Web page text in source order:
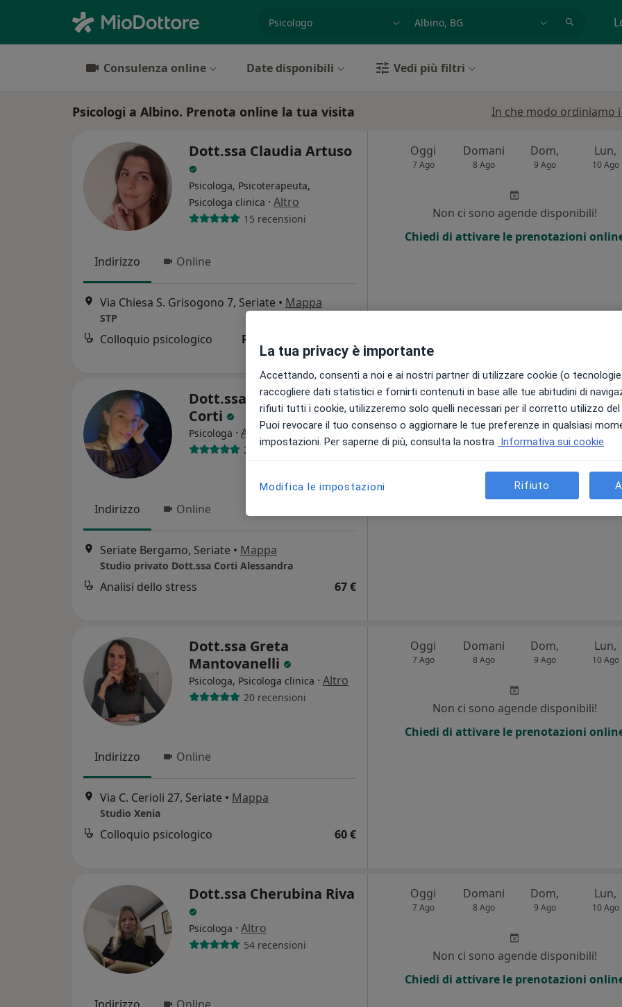
Consulenza online Date disponibili Vedi più filtri
Psicologi a Albino. Prenota online la tua visita In che modo ordiniamo
Dott.ssa Claudia Artuso
Psicologa, Psicoterapeuta,
Psicologa clinica · Altro
15 recensioni
Indirizzo Online
Via Chiesa S. Grisogono 7, Seriate • Mappa
STP
Colloquio psicologico Prestazione gratuita
Oggi
7 Ago
Domani
8 Ago
Dom,
9 Ago
Lun,
10 Ago
Non ci sono agende disponibili!
Chiedi di attivare le prenotazioni
Dott.ssa Alessandra
Corti
Psicologa · Altro
23 recensioni
Indirizzo Online
Seriate Bergamo, Seriate • Mappa
Studio privato Dott.ssa Corti Alessandra
Analisi dello stress 67 €
Oggi
7 Ago
Domani
8 Ago
Dom,
9 Ago
Lun,
10 Ago
Chiedi di attivare le prenotazioni
Dott.ssa Greta
Mantovanelli
Psicologa, Psicologa clinica · Altro
20 recensioni
Indirizzo Online
Via C. Cerioli 27, Seriate • Mappa
Studio Xenia
Colloquio psicologico 60 €
Oggi
7 Ago
Domani
8 Ago
Dom,
9 Ago
Lun,
10 Ago
Non ci sono agende disponibili!
Chiedi di attivare le prenotazioni
Dott.ssa Cherubina Riva
Psicologa · Altro
54 recensioni
Oggi
7 Ago
Domani
8 Ago
Dom,
9 Ago
Lun,
10 Ago
Non ci sono agende disponibili!
Chiedi di attivare le prenotazioni
La tua privacy è importante
Accettando, consenti a noi e ai nostri partner di utilizzare cookie (o
raccogliere dati statistici e fornirti contenuti in base alle tue abitudini di
rifiuti tutti i cookie, utilizzeremo solo quelli necessari per il corretto utilizzo
Puoi revocare il tuo consenso o aggiornare le tue preferenze in qualsiasi
impostazioni. Per saperne di più, consulta la nostra Informativa sui cookie
Modifica le impostazioni Rifiuto